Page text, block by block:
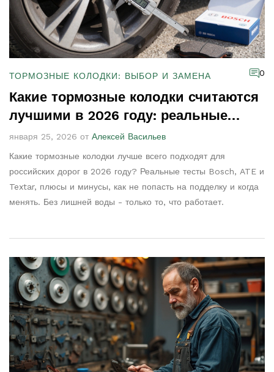
ТОРМОЗНЫЕ КОЛОДКИ: ВЫБОР И ЗАМЕНА 0
Какие тормозные колодки считаются
лучшими в 2026 году: реальные
тесты и отзывы
января 25, 2026 от Алексей Васильев
Какие тормозные колодки лучше всего подходят для
российских дорог в 2026 году? Реальные тесты Bosch, ATE и
Textar, плюсы и минусы, как не попасть на подделку и когда
менять. Без лишней воды - только то, что работает.